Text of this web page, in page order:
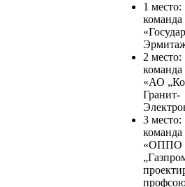
1 место:
команда
2 место:
команда
«АО
Гранит-
3 место:
команда
«ОППО